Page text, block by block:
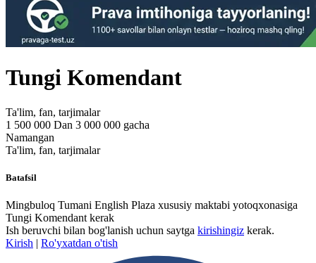
Tungi Komendant
Ta'lim, fan, tarjimalar
1 500 000 Dan 3 000 000 gacha
Namangan
Ta'lim, fan, tarjimalar
Batafsil
Mingbuloq Tumani English Plaza xususiy maktabi yotoqxonasiga
Tungi Komendant kerak
Ish beruvchi bilan bog'lanish uchun saytga kirishingiz kerak.
Kirish | Ro'yxatdan o'tish